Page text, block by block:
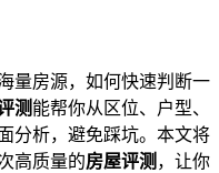
量房源，如何快速判断一
测能帮你从区位、户型、
分析，避免踩坑。本文将
高质量的房屋评测 ，让你